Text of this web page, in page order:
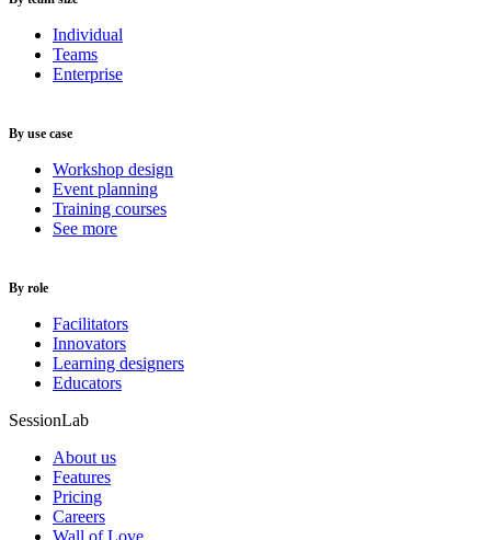
Individual
Teams
Enterprise
By use case
Workshop design
Event planning
Training courses
See more
By role
Facilitators
Innovators
Learning designers
Educators
SessionLab
About us
Features
Pricing
Careers
Wall of Love